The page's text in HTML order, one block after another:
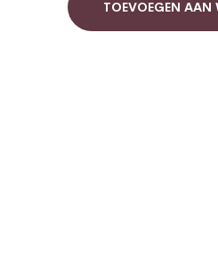
500
mg
TOEVOEGEN AAN